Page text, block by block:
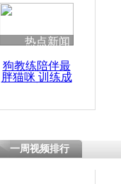
热点新闻
狗教练陪伴最
胖猫咪 训练成
一周视频排行